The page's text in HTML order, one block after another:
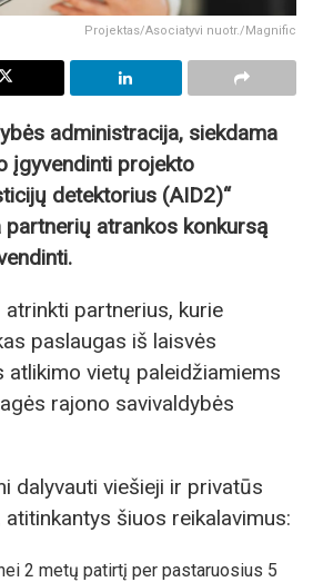
Projektas/Asociatyvi nuotr./Magnific
administracija, siekdama
įgyvendinti projekto
detektorius (AID2)“
partnerių atrankos konkursą
partnerius, kurie
paslaugas iš laisvės
atlikimo vietų paleidžiamiems
rajono savivaldybės
dalyvauti viešieji ir privatūs
šiuos reikalavimus:
2 metų patirtį per pastaruosius 5